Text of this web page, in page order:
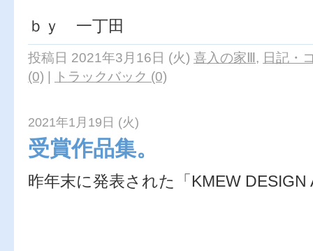
ｂｙ 一丁田
投稿日 2021年3月16日 (火) 喜入の家Ⅲ, 日記・
(0) | トラックバック (0)
2021年1月19日 (火)
受賞作品集。
昨年末に発表された「KMEW